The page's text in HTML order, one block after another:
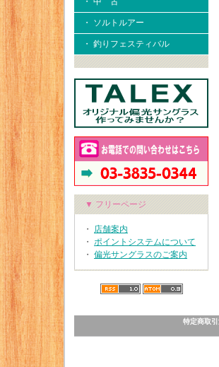
・ ソルトルアー
・ 釣りフェスティバル
▼ フリーページ
・ 店舗案内
・ ポイントシステムについて
・ 偏光サングラスのご案内
特定商取